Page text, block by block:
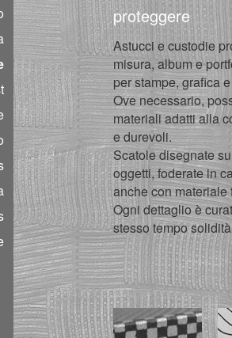
proteggere
Astucci e custodie
misura, album e
per stampe, grafica
Ove necessario,
materiali adatti alla
e durevoli.
Scatole disegnate
oggetti, foderate in
anche con
Ogni dettaglio è
stesso tempo